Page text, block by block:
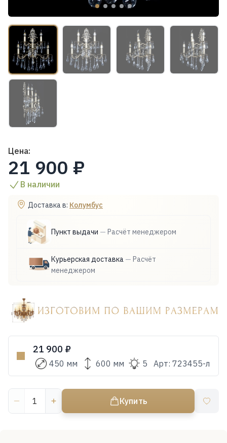
Цена:
21 900 ₽
В наличии
Доставка в: Колумбус
Пункт выдачи — Расчёт менеджером
Курьерская доставка — Расчёт
менеджером
21 900 ₽
450 мм 600 мм 5 Арт: 723455-л
Купить